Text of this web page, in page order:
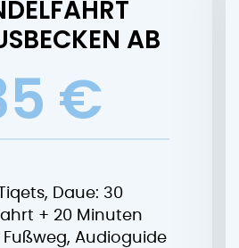
AB
€
Daue: 30
+ 20 Minuten
Audioguide